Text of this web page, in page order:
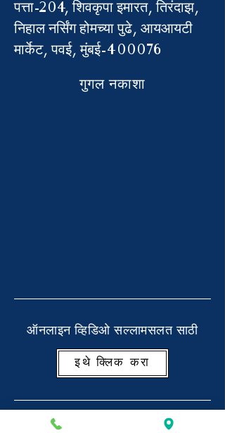
पत्ता-204, शिवकृपा इमारत, तिरंदाझ,
निहाल नर्सिंग होमच्या पुढे, आयआयटी
मार्केट, पवई, मुंबई-400076
गुगल नकाशा
ऑनलाइन व्हिडिओ सल्लामसलत साठी
इथे क्लिक करा